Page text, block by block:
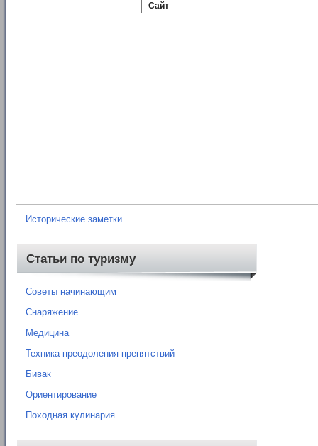
Сайт
Исторические заметки
Статьи по туризму
Советы начинающим
Снаряжение
Медицина
Техника преодоления препятствий
Бивак
Ориентирование
Походная кулинария